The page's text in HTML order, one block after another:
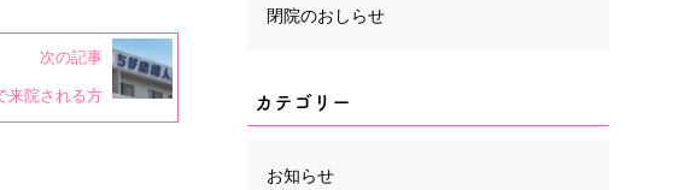
次の記事
来院される方
閉院のおしらせ
カテゴリー
お知らせ